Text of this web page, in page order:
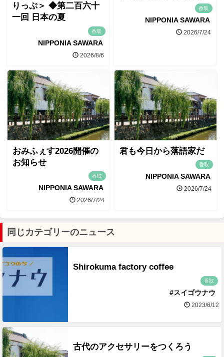
りっぷ＞ ◆第二百六十
一回 日本の夏
香取
NIPPONIA SAWARA
2026/8/6
香取
NIPPONIA SAWARA
2026/7/24
おみふぇす2026開催の
お知らせ
香取
NIPPONIA SAWARA
2026/7/24
君も今日から落語家だ
香取
NIPPONIA SAWARA
2026/7/24
同じカテゴリーのニュース
Shirokuma factory coffee
香取
#スイゴウナウ
2023/6/12
古代のアクセサリーをつくろう